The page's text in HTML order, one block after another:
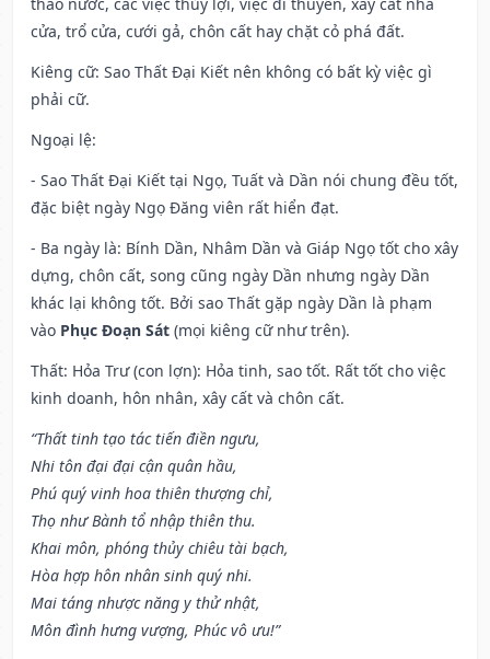
cửa, trổ cửa, cưới gả, chôn cất hay chặt cỏ phá đất.
Kiêng cữ: Sao Thất Đại Kiết nên không có bất kỳ việc gì
phải cữ.
Ngoại lệ:
- Sao Thất Đại Kiết tại Ngọ, Tuất và Dần nói chung đều tốt,
đặc biệt ngày Ngọ Đăng viên rất hiển đạt.
- Ba ngày là: Bính Dần, Nhâm Dần và Giáp Ngọ tốt cho xây
dựng, chôn cất, song cũng ngày Dần nhưng ngày Dần
khác lại không tốt. Bởi sao Thất gặp ngày Dần là phạm
vào Phục Đoạn Sát (mọi kiêng cữ như trên).
Thất: Hỏa Trư (con lợn): Hỏa tinh, sao tốt. Rất tốt cho việc
kinh doanh, hôn nhân, xây cất và chôn cất.
“Thất tinh tạo tác tiến điền ngưu,
Nhi tôn đại đại cận quân hầu,
Phú quý vinh hoa thiên thượng chỉ,
Thọ như Bành tổ nhập thiên thu.
Khai môn, phóng thủy chiêu tài bạch,
Hòa hợp hôn nhân sinh quý nhi.
Mai táng nhược năng y thử nhật,
Môn đình hưng vượng, Phúc vô ưu!”